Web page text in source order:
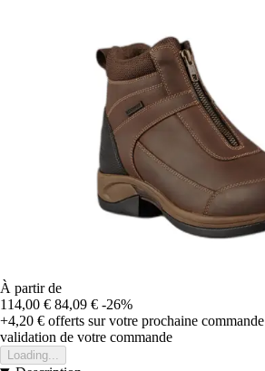
À partir de
114,00 € 84,09 € -26%
+4,20 € offerts sur votre prochaine commande
validation de votre commande
Loading...